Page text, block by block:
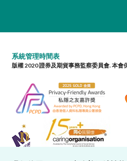
系統管理時間表
版權 2020 證券及期貨事務監察委員會. 本會